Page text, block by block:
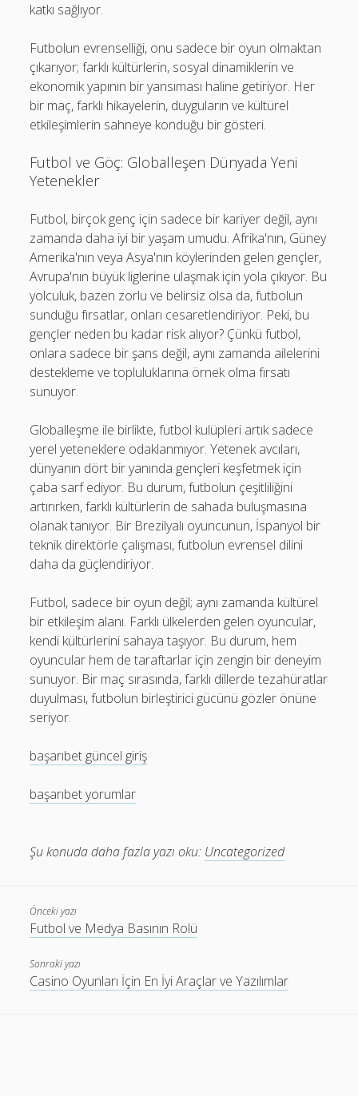
katkı sağlıyor.
Futbolun evrenselliği, onu sadece bir oyun olmaktan
çıkarıyor; farklı kültürlerin, sosyal dinamiklerin ve
ekonomik yapının bir yansıması haline getiriyor. Her
bir maç, farklı hikayelerin, duyguların ve kültürel
etkileşimlerin sahneye konduğu bir gösteri.
Futbol ve Göç: Globalleşen Dünyada Yeni
Yetenekler
Futbol, birçok genç için sadece bir kariyer değil, aynı
zamanda daha iyi bir yaşam umudu. Afrika'nın, Güney
Amerika'nın veya Asya'nın köylerinden gelen gençler,
Avrupa'nın büyük liglerine ulaşmak için yola çıkıyor. Bu
yolculuk, bazen zorlu ve belirsiz olsa da, futbolun
sunduğu fırsatlar, onları cesaretlendiriyor. Peki, bu
gençler neden bu kadar risk alıyor? Çünkü futbol,
onlara sadece bir şans değil, aynı zamanda ailelerini
destekleme ve topluluklarına örnek olma fırsatı
sunuyor.
Globalleşme ile birlikte, futbol kulüpleri artık sadece
yerel yeteneklere odaklanmıyor. Yetenek avcıları,
dünyanın dört bir yanında gençleri keşfetmek için
çaba sarf ediyor. Bu durum, futbolun çeşitliliğini
artırırken, farklı kültürlerin de sahada buluşmasına
olanak tanıyor. Bir Brezilyalı oyuncunun, İspanyol bir
teknik direktörle çalışması, futbolun evrensel dilini
daha da güçlendiriyor.
Futbol, sadece bir oyun değil; aynı zamanda kültürel
bir etkileşim alanı. Farklı ülkelerden gelen oyuncular,
kendi kültürlerini sahaya taşıyor. Bu durum, hem
oyuncular hem de taraftarlar için zengin bir deneyim
sunuyor. Bir maç sırasında, farklı dillerde tezahüratlar
duyulması, futbolun birleştirici gücünü gözler önüne
seriyor.
başarıbet güncel giriş
başarıbet yorumlar
Şu konuda daha fazla yazı oku: Uncategorized
Önceki yazı
Futbol ve Medya Basının Rolü
Sonraki yazı
Casino Oyunları İçin En İyi Araçlar ve Yazılımlar